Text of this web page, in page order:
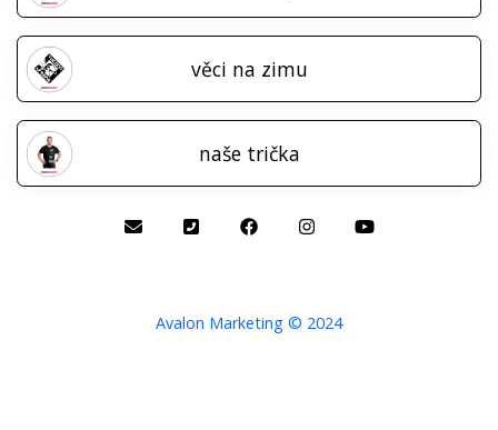
věci na zimu
naše trička
Avalon Marketing © 2024